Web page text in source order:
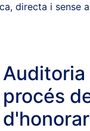
directa i sense
procés